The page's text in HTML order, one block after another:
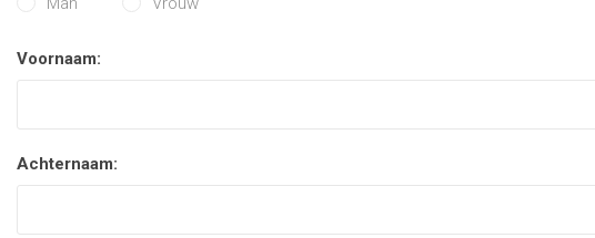
Voornaam:
Achternaam: